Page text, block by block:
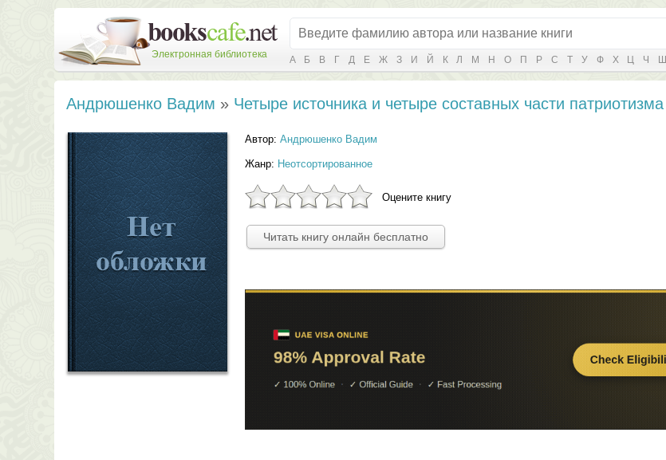
Электронная библиотека А Б В Г Д Е Ж З И Й К Л М Н О П Р С Т У Ф Х Ц Ч Ш
Андрюшенко Вадим » Четыре источника и четыре составных части патриотизма
Автор: Андрюшенко Вадим
Жанр: Неотсортированное
Оцените книгу
Читать книгу онлайн бесплатно